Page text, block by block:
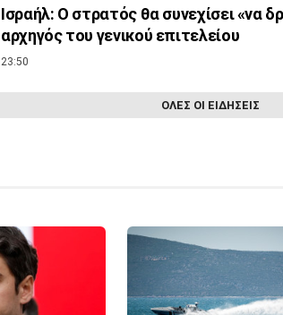
Ισραήλ: Ο στρατός θα συνεχίσει «να
αρχηγός του γενικού επιτελείου
23:50
ΟΛΕΣ ΟΙ ΕΙΔΗΣΕΙΣ